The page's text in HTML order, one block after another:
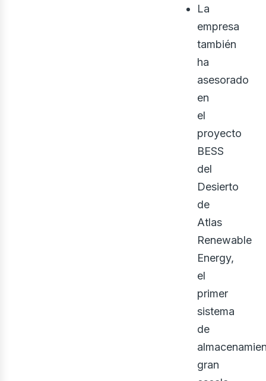
La
empresa
también
ha
asesorado
en
el
proyecto
BESS
del
Desierto
de
Atlas
Renewable
Energy,
el
primer
sistema
de
gran